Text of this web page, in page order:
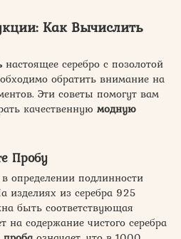
Как Вычислить
настоящее серебро с позолотой
обратить внимание на
Эти советы помогут вам
качественную модную
Пробу
определении подлинности
изделиях из серебра 925
быть соответствующая
на содержание чистого серебра